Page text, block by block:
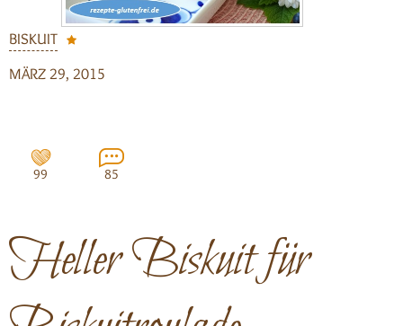
BISKUIT
MÄRZ 29, 2015
99 85
Heller Biskuit für